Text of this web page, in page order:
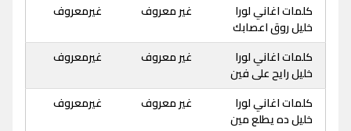
كلمات اغاني لورا
خليل روق اعصابك
غير معروف غيرمعروف
كلمات اغاني لورا
خليل رايح على فين
غير معروف غيرمعروف
كلمات اغاني لورا
خليل ده يطلع مين
غير معروف غيرمعروف